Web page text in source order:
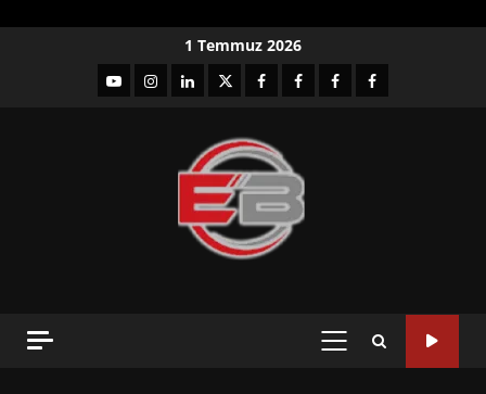
1 Temmuz 2026
YouTubeInstagram
LinkedIntwitterfacebook-Facebook-
Facebook-Facebook-
PRIMARY